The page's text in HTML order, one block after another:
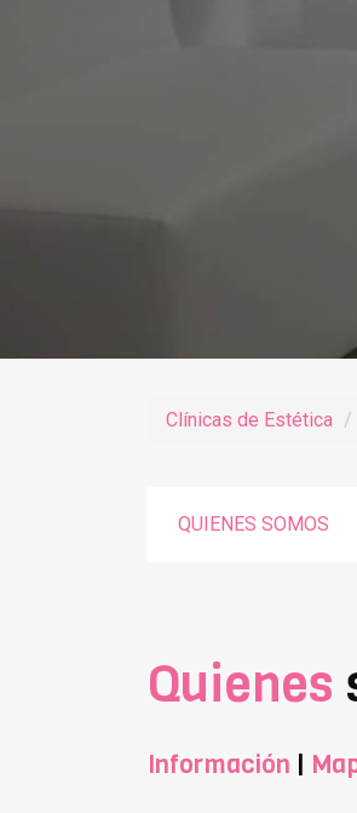
Clínicas de Estética
QUIENES SOMOS
Quienes
Información |